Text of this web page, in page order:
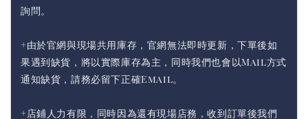
詢問。
+由於官網與現場共用庫存，官網無法即時更新，下單後如
果遇到缺貨，將以實際庫存為主，同時我們也會以Mail方式
通知缺貨，請務必留下正確Email。
+店鋪人力有限，同時因為還有現場店務，收到訂單後我們